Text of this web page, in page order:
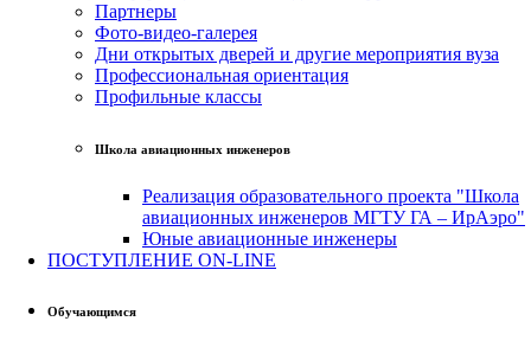
Партнеры
Фото-видео-галерея
Дни открытых дверей и другие мероприятия вуза
Профессиональная ориентация
Профильные классы
Школа авиационных инженеров
Реализация образовательного проекта "Школа
авиационных инженеров МГТУ ГА – ИрАэро"
Юные авиационные инженеры
ПОСТУПЛЕНИЕ ON-LINE
Обучающимся